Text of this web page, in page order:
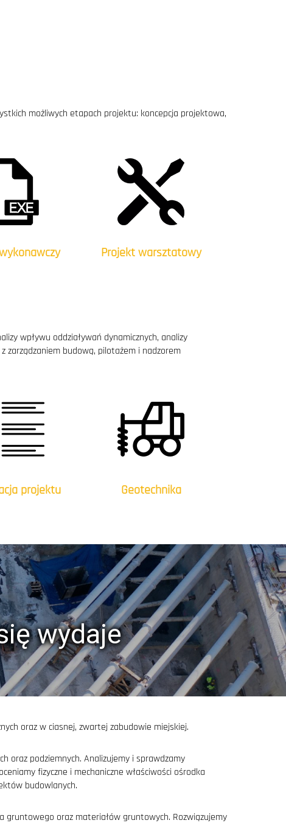
możliwych etapach projektu: koncepcja projektowa,
Projekt warsztatowy
wpływu oddziaływań dynamicznych, analizy
zarządzaniem budową, pilotażem i nadzorem
projektu Geotechnika
wydaje
oraz w ciasnej, zwartej zabudowie miejskiej.
oraz podziemnych. Analizujemy i sprawdzamy
fizyczne i mechaniczne właściwości ośrodka
budowlanych.
gruntowego oraz materiałów gruntowych. Rozwiązujemy